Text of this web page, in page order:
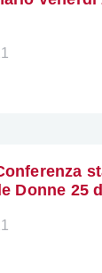
Donne 25